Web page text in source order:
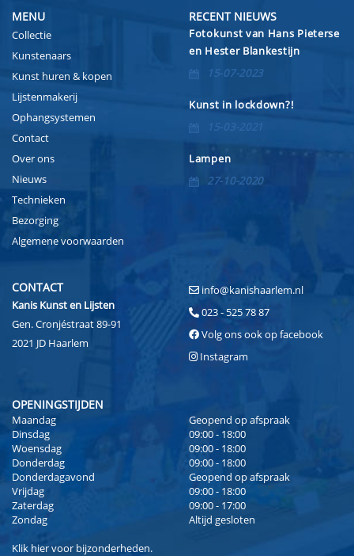
MENU
Collectie
Kunstenaars
Kunst huren & kopen
Lijstenmakerij
Ophangsystemen
Contact
Over ons
Nieuws
Technieken
Bezorging
Algemene voorwaarden
RECENT NIEUWS
Fotokunst van Hans Pieterse
en Hester Blankestijn
15-07-2023
Kunst in lockdown?!
15-03-2021
Lampen
27-10-2020
CONTACT
Kanis Kunst en Lijsten
Gen. Cronjéstraat 89-91
2021 JD Haarlem
info@kanishaarlem.nl
023 - 525 78 87
Volg ons ook op facebook
Instagram
OPENINGSTIJDEN
Maandag
Geopend op afspraak
Dinsdag
09:00 - 18:00
Woensdag
09:00 - 18:00
Donderdag
09:00 - 18:00
Donderdagavond
Geopend op afspraak
Vrijdag
09:00 - 18:00
Zaterdag
09:00 - 17:00
Zondag
Altijd gesloten
Klik hiervoor bijzonderheden.